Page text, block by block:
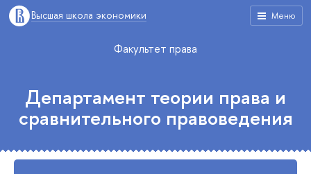
Меню
Высшая школа экономики
Факультет права
Департамент теории права и
сравнительного правоведения